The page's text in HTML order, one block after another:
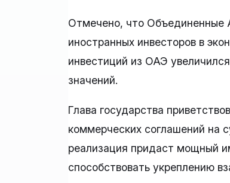
Отмечено, что Объединенные
иностранных инвесторов в
инвестиций из ОАЭ
значений.
Глава государства
коммерческих соглашений на
реализация придаст мощный
способствовать укреплению